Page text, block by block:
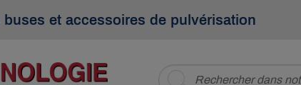
et accessoires de pulvérisation